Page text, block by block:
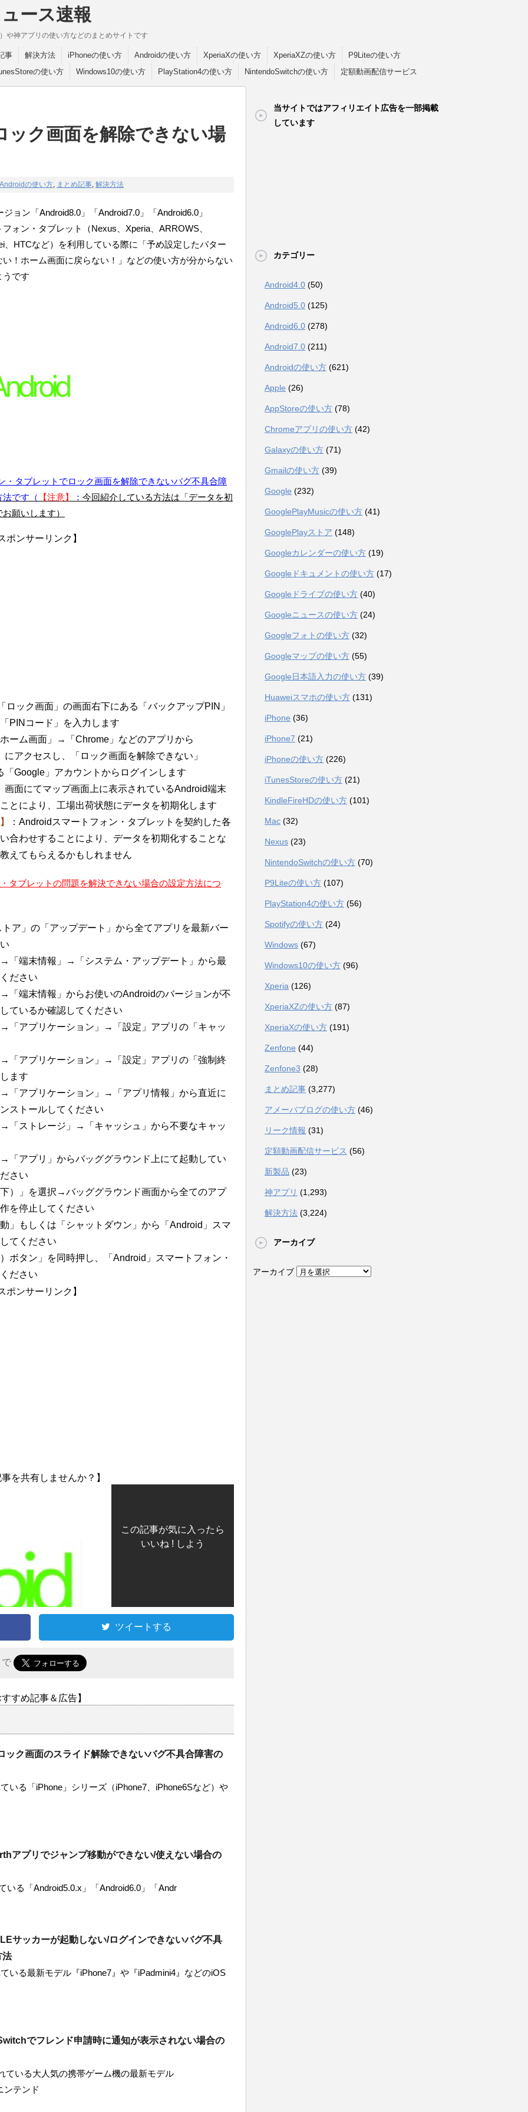
ース速報
や神アプリの使い方などのまとめサイトです
事 解決方法 iPhoneの使い方 Androidの使い方 XperiaXの使い方 XperiaXZの使い方
P9Liteの使い方
の使い方
Windows10の使い方 PlayStation4の使い方 NintendoSwitchの使い方 定額動画配信サービス
ク画面を解除できない場
Androidの使い方, まとめ記事, 解決方法
ン「Android8.0」「Android7.0」「Android6.0」
ォン・タブレット（Nexus、Xperia、ARROWS、
、HTCなど）を利用している際に「予め設定したパター
！ホーム画面に戻らない！」などの使い方が分からない
うです
タブレットでロック画面を解除できないバグ不具合障
です（
【注意】 ： 今回紹介している方法は「データを初
願いします）
ポンサーリンク】
ロック画面」の画面右下にある「バックアップPIN」
PINコード」を入力します
ーム画面」→「Chrome」などのアプリから
アクセスし、「ロック画面を解除できない」
Google」アカウントからログインします
面にてマップ画面上に表示されているAndroid端末
とにより、工場出荷状態にデータを初期化します
：Androidスマートフォン・タブレットを契約した各
合わせすることにより、データを初期化することな
えてもらえるかもしれません
タブレットの問題を解決できない場合の設定方法につ
ア」の「アップデート」から全てアプリを最新バー
「端末情報」→「システム・アップデート」から最
ださい
端末情報」からお使いのAndroidのバージョンが不
ているか確認してください
「アプリケーション」→「設定」アプリの「キャッ
「アプリケーション」→「設定」アプリの「強制終
ます
「アプリケーション」→「アプリ情報」から直近に
ストールしてください
「ストレージ」→「キャッシュ」から不要なキャッ
アプリ」からバッググラウンド上にて起動してい
さい
）」を選択→バッググラウンド画面から全てのアプ
を停止してください
」もしくは「シャットダウン」から「Android」スマ
てください
ボタン」を同時押し、「Android」スマートフォン・
ださい
ポンサーリンク】
を共有しませんか？】
この記事が気に入ったら
いいね ! しよう
ツイートする
で
すめ記事＆広告】
ック画面のスライド解除できないバグ不具合障害の
る「iPhone」シリーズ（iPhone7、iPhone6Sなど）や
アプリでジャンプ移動ができない/使えない場合の
る「Android5.0.x」「Android6.0」「Andr
サッカーが起動しない/ログインできないバグ不具
法
る最新モデル『iPhone7』や『iPadmini4』などのiOS
でフレンド申請時に通知が表示されない場合の
いる大人気の携帯ゲーム機の最新モデル
ンテンド
当サイトではアフィリエイト広告を一部掲載
しています
カテゴリー
Android4.0 (50)
Android5.0 (125)
Android6.0 (278)
Android7.0 (211)
Androidの使い方 (621)
Apple (26)
AppStoreの使い方 (78)
Chromeアプリの使い方 (42)
Galaxyの使い方 (71)
Gmailの使い方 (39)
Google (232)
GooglePlayMusicの使い方 (41)
GooglePlayストア (148)
Googleカレンダーの使い方 (19)
Googleドキュメントの使い方 (17)
Googleドライブの使い方 (40)
Googleニュースの使い方 (24)
Googleフォトの使い方 (32)
Googleマップの使い方 (55)
Google日本語入力の使い方 (39)
Huaweiスマホの使い方 (131)
iPhone (36)
iPhone7 (21)
iPhoneの使い方 (226)
iTunesStoreの使い方 (21)
KindleFireHDの使い方 (101)
Mac (32)
Nexus (23)
NintendoSwitchの使い方 (70)
P9Liteの使い方 (107)
PlayStation4の使い方 (56)
Spotifyの使い方 (24)
Windows (67)
Windows10の使い方 (96)
Xperia (126)
XperiaXZの使い方 (87)
XperiaXの使い方 (191)
Zenfone (44)
Zenfone3 (28)
まとめ記事 (3,277)
アメーバブログの使い方 (46)
リーク情報 (31)
定額動画配信サービス (56)
新製品 (23)
神アプリ (1,293)
解決方法 (3,224)
アーカイブ
アーカイブ